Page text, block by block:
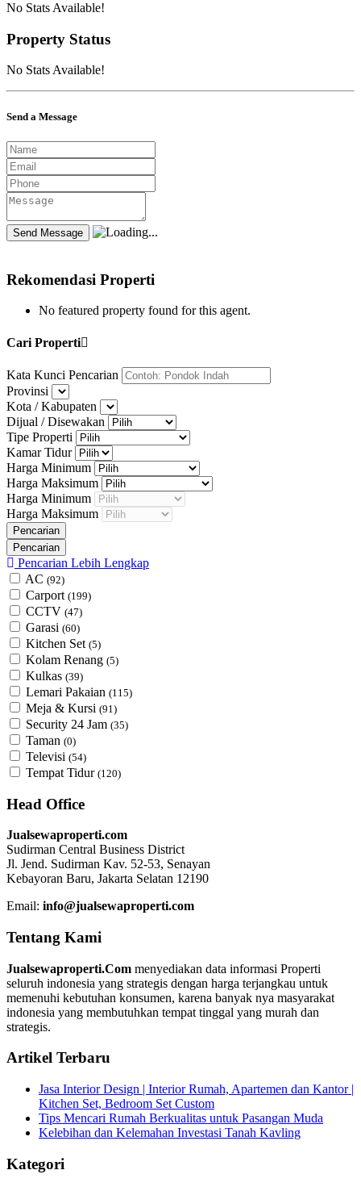
No Stats Available!
Property Status
No Stats Available!
Send a Message
Rekomendasi Properti
No featured property found for this agent.
Cari Properti
Kata Kunci Pencarian
Provinsi
Kota / Kabupaten
Dijual / Disewakan
Tipe Properti
Kamar Tidur
Harga Minimum
Harga Maksimum
Harga Minimum
Harga Maksimum
Pencarian Lebih Lengkap
AC (92)
Carport (199)
CCTV (47)
Garasi (60)
Kitchen Set (5)
Kolam Renang (5)
Kulkas (39)
Lemari Pakaian (115)
Meja & Kursi (91)
Security 24 Jam (35)
Taman (0)
Televisi (54)
Tempat Tidur (120)
Head Office
Jualsewaproperti.com
Sudirman Central Business District
Jl. Jend. Sudirman Kav. 52-53, Senayan
Kebayoran Baru, Jakarta Selatan 12190
Email: info@jualsewaproperti.com
Tentang Kami
Jualsewaproperti.Com menyediakan data informasi Properti
seluruh indonesia yang strategis dengan harga terjangkau untuk
memenuhi kebutuhan konsumen, karena banyak nya masyarakat
indonesia yang membutuhkan tempat tinggal yang murah dan
strategis.
Artikel Terbaru
Jasa Interior Design | Interior Rumah, Apartemen dan Kantor |
Kitchen Set, Bedroom Set Custom
Tips Mencari Rumah Berkualitas untuk Pasangan Muda
Kelebihan dan Kelemahan Investasi Tanah Kavling
Kategori